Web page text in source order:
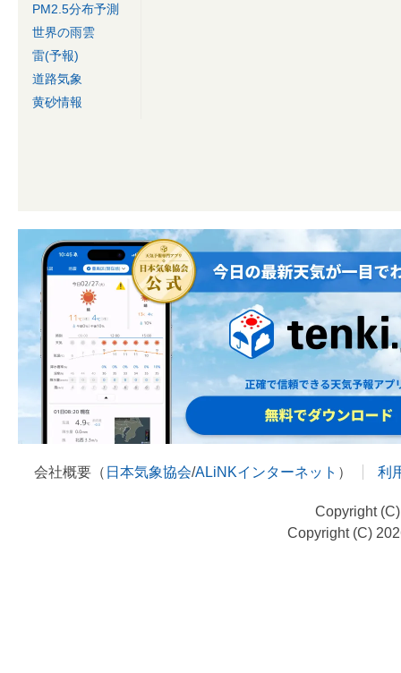
PM2.5分布予測
世界の雨雲
雷(予報)
道路気象
黄砂情報
会社概要（ 日本気象協会/ALiNKインターネット ） 利
Copyright
Copyright (C)